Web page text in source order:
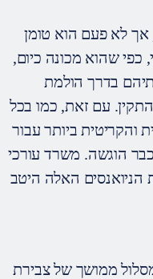
אך לא פעם הוא טומן
כפי שהוא מכונה כיום,
בדרך הולמת
עם זאת, כמו בכל
והקריטית ביותר עבור
הוגשה. משרד עורכי
20 שנה בתחום, מכיר את הניואנסים האלה היטב
ממושך של צבירת